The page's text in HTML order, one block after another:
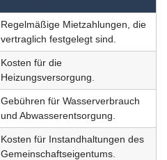
Regelmäßige Mietzahlungen, die
vertraglich festgelegt sind.
Kosten für die
Heizungsversorgung.
Gebühren für Wasserverbrauch
und Abwasserentsorgung.
Kosten für Instandhaltungen des
Gemeinschaftseigentums.